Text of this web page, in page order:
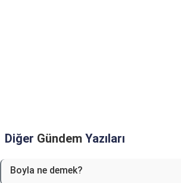
Diğer Gündem Yazıları
Boyla ne demek?